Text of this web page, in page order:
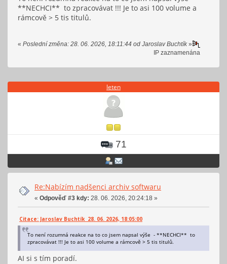
**NECHCI** to zpracovávat !!! Je to asi 100 volume a
rámcově > 5 tis titulů.
« Poslední změna: 28. 06. 2026, 18:11:44 od Jaroslav Buchtík »
IP zaznamenána
leten
71
Re:Nabízím nadšenci archiv softwaru
« Odpověď #3 kdy: 28. 06. 2026, 20:24:18 »
Citace: Jaroslav Buchtík 28. 06. 2026, 18:05:00
To není rozumná reakce na to co jsem napsal výše - **NECHCI** to
zpracovávat !!! Je to asi 100 volume a rámcově > 5 tis titulů.
AI si s tím poradí.